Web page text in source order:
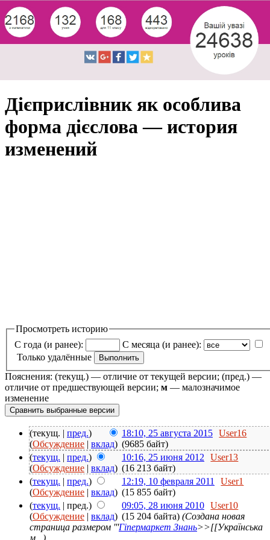
Дієприслівник як особлива
форма дієслова — история
изменений
Просмотреть историю
С года (и ранее):
С месяца (и ранее):
Только удалённые
Пояснения: (текущ.) — отличие от текущей версии; (пред.) —
отличие от предшествующей версии; м — малозначимое
изменение
(текущ. | пред.) 18:10, 25 августа 2015
User16
(Обсуждение | вклад) (9685 байт)
(текущ. | пред.) 10:16, 25 июня 2012
User13
(Обсуждение | вклад) (16 213 байт)
(текущ. | пред.) 12:19, 10 февраля 2011
User1
(Обсуждение | вклад) (15 855 байт)
(текущ. | пред.) 09:05, 28 июня 2010
User10
(Обсуждение | вклад) (15 204 байта) (Создана новая
страница размером '''Гіпермаркет Знань>>[[Українська
м...)